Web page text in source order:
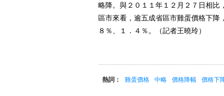
略降。與２０１１年１２月２７日相
區市來看，逾五成省區市雞蛋價格下降
８％、１．４％。（記者王曉玲）
熱詞： 雞蛋價格 中略 價格降幅 價格下